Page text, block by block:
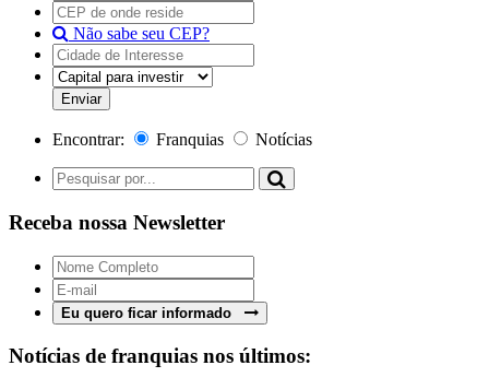
Não sabe seu CEP?
Encontrar: Franquias Notícias
Receba nossa Newsletter
Eu quero ficar informado
Notícias de franquias nos últimos: